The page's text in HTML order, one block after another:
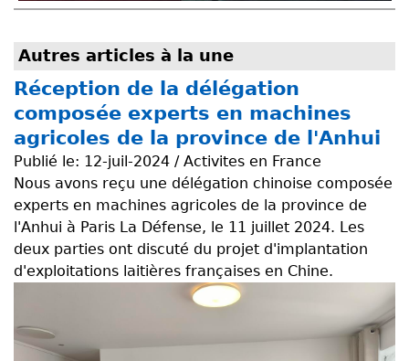
Autres articles à la une
Réception de la délégation
composée experts en machines
agricoles de la province de l'Anhui
Publié le: 12-juil-2024 / Activites en France
Nous avons reçu une délégation chinoise composée
experts en machines agricoles de la province de
l'Anhui à Paris La Défense, le 11 juillet 2024. Les
deux parties ont discuté du projet d'implantation
d'exploitations laitières françaises en Chine.